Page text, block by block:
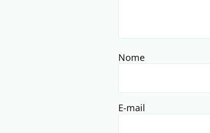
Nome
E-mail